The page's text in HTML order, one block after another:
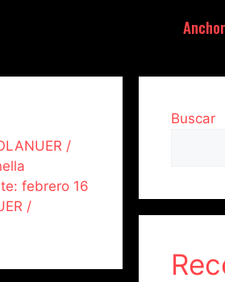
/
febrero 16
/
Buscar